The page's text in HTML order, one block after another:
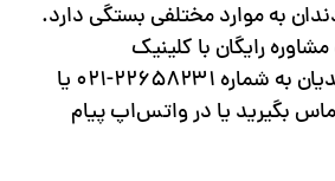
به موارد مختلفی بستگی دارد.
رایگان با کلینیک
دندانپزشکی دکتر بلندیان به شماره ۲۲۶۵۸۲۳۱-۰۲۱ یا
تماس بگیرید یا در واتس‌اپ پیام